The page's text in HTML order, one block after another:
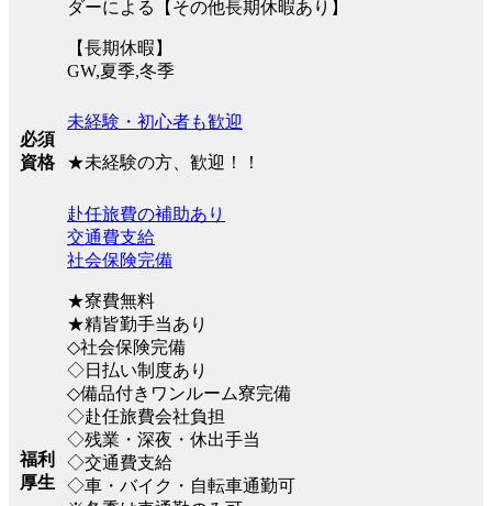
ダーによる【その他長期休暇あり】
【長期休暇】
GW,夏季,冬季
必須
資格
未経験・初心者も歓迎
★未経験の方、歓迎！！
福利
厚生
赴任旅費の補助あり
交通費支給
社会保険完備
★寮費無料
★精皆勤手当あり
◇社会保険完備
◇日払い制度あり
◇備品付きワンルーム寮完備
◇赴任旅費会社負担
◇残業・深夜・休出手当
◇交通費支給
◇車・バイク・自転車通勤可